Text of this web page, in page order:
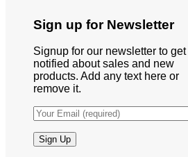
Sign up for Newsletter
Signup for our newsletter to get
notified about sales and new
products. Add any text here or
remove it.